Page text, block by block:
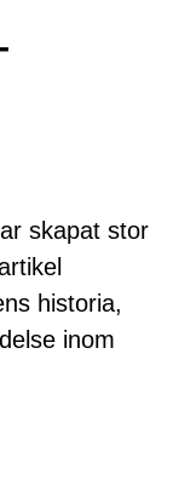
skapat stor
historia,
inom